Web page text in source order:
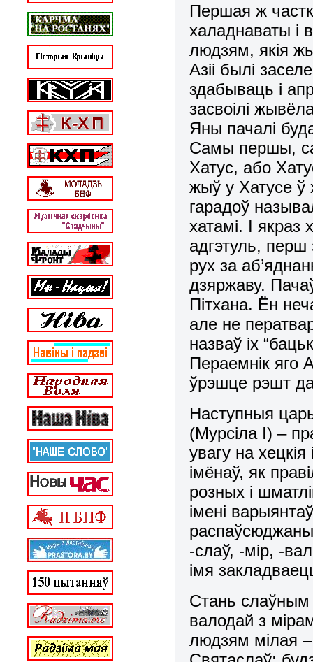
Першая ж
халаднаваты і
людзям, якія
Азіі былі
здабываць і
засвоілі
Яны пачалі
Самы першы,
Хатус, або
жыў у Хатусе ў
гарадоў
хатамі. І якраз
адгэтуль, перш
рух за
дзяржаву.
Пітхана. Ён
але не
назваў іх
Пераемнік яго
ўрэшце рэшт
Наступныя
(Мурсіла І) –
увагу на
імёнаў, як
розных і
імені
-слаў, -мір, -
імя
Стань слаўным
валодай з
людзям мілая